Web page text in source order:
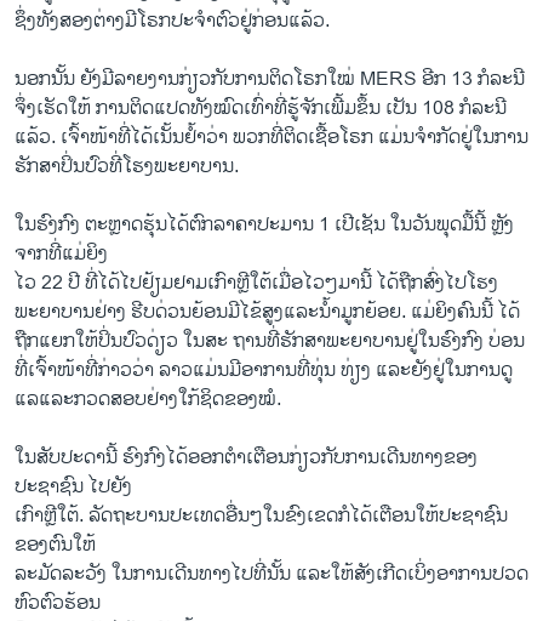
ຊຶ່ງ​ທັງ​ສອງ​ຕ່າງ​ມີ​ໂຣກ​ປະຈຳຕົວຢູ່ກ່ອນ​ແລ້ວ.
​ນອກນັ້ນ ຍັງມີລາຍ​ງານ​ກ່ຽວກັບການ​ຕິດໂຣກໃໝ່ MERS ​ອີກ 13 ກໍລະນີ
ຈຶ່ງ​ເຮັດ​ໃຫ້​ ການຕິດແປດທັງໝົດເທົ່າທີ່ຮູ້ຈັກເພີ້ມຂຶ້ນ ເປັນ 108 ກໍລະນີ​
ແລ້ວ. ​ເຈົ້າ​ໜ້າ​ທີ່​ໄດ້​ເນັ້ນ​ຢ້ຳວ່າ ພວກ​ທີ່​ຕິດ​ເຊື້ອ​ໂຣກ ແມ່ນ​ຈຳກັດຢູ່ໃນ​ການ​
ຮັກສາ​ປິ່ນປົວ​ທີ່ໂຮງພະຍາບານ.
​ໃນ​ຮົງ​ກົງ ຕະຫຼາດ​ຮຸ້ນ​ໄດ້​ຕົກ​ລາຄາ​ປະມານ 1 ​ເປີ​ເຊັນ​ ໃນ​ວັນ​ພຸດ​ມື້​ນີ້ ຫຼັງ​
ຈາກທີ່​ແມ່​ຍິງ
​ໄວ 22 ປີ ທີ່​ໄດ້​ໄປ​ຢ້ຽມຢາ​ມ​ເກົາຫຼີ​ໃຕ້ເມື່ອໄວໆມານີ້ ໄດ້​ຖືກ​ສົ່ງ​ໄປ​ໂຮງ
ພະຍາບານຢ່າງ ຮີບດ່ວນຍ້ອນມີ​ໄຂ້ສູງແລະນ້ຳມູກ​ຍ້ອຍ.​ ແມ່​ຍິງ​ຄົນ​ນີ້ ​ໄດ້
ຖືກແຍກໃຫ້ປິ່ນປົວດ່ຽວ ​ໃນ​ສະ ຖານ​ທີ່​ຮັກສາ​ພະຍາບານ​ຢູ່​ໃນ​ຮົງ​ກົງ ​ບ່ອນ​
ທີ່​ເຈົ້າ​ໜ້າ​ທີ່​ກ່າວ​ວ່າ ລາວ​ແມ່ນ​ມີອາການທີ່ທຸ່ນ ທ່ຽງ ແລະຍັງ​ຢູ່​ໃນ​ການ​ດູ​
ແລ​ແລະກວດ​ສອບ​ຢ່າງ​ໃກ້ຊິດຂອງໝໍ.
​ໃນ​ສັບປະດາ​ນີ້ ຮົງກົງ​ໄດ້​ອອກ​ຕຳ​ເຕືອນ​ກ່ຽວກັບການ​ເດີນທາງຂອງ
ປະຊາຊົນ​ ໄປ​ຍັງ
ເກົາຫຼີ​ໃຕ້. ລັດຖະບານປະເທດ​ອື່ນໆ​ໃນ​ຂົງ​ເຂດ​ກໍ​ໄດ້ເຕືອນ​ໃຫ້​ປະຊາຊົນ​
ຂອງ​ຕົນໃຫ້
ລະມັດລະວັງ ​ໃນ​ການ​ເດີນທາງ​ໄປ​ທີ່​ນັ້ນ ​ແລະ​ໃຫ້​ສັງ​ເກີດ​ເບິ່ງ​ອາການ​ປວດ​
ຫົວ​ຕົວຮ້ອນ